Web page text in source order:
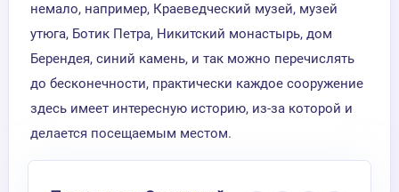
немало, например, Краеведческий музей, музей
утюга, Ботик Петра, Никитский монастырь, дом
Берендея, синий камень, и так можно перечислять
до бесконечности, практически каждое сооружение
здесь имеет интересную историю, из-за которой и
делается посещаемым местом.